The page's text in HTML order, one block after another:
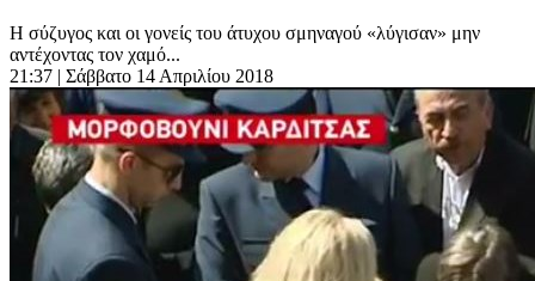
Η σύζυγος και οι γονείς του άτυχου σμηναγού «λύγισαν» μην
αντέχοντας τον χαμό...
21:37 | Σάββατο 14 Απριλίου 2018